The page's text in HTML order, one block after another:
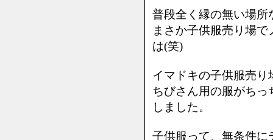
普段全く縁の無い場所
まさか子供服売り場
は(笑)
イマドキの子供服売
ちびさん用の服がち
しました。
子供服って、無条件に